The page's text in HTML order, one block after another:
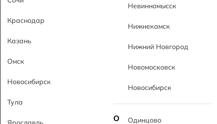
Краснодар
Казань
Омск
Новосибирск
Тула
Невинномысск
Нижнекамск
Нижний Новгород
Новомосковск
Новосибирск
О Одинцово